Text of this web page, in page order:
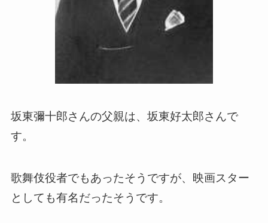
坂東彌十郎さんの父親は、坂東好太郎さんで
す。
歌舞伎役者でもあったそうですが、映画スター
としても有名だったそうです。